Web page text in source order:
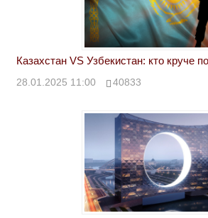
Казахстан VS Узбекистан: кто круче
28.01.2025 11:00 40833